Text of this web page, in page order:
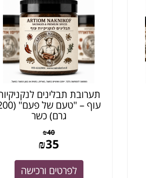
תערובת תבלינים
עוף – "טעם של
גרם) כשר
₪40
₪35
לפרטים ורכישה